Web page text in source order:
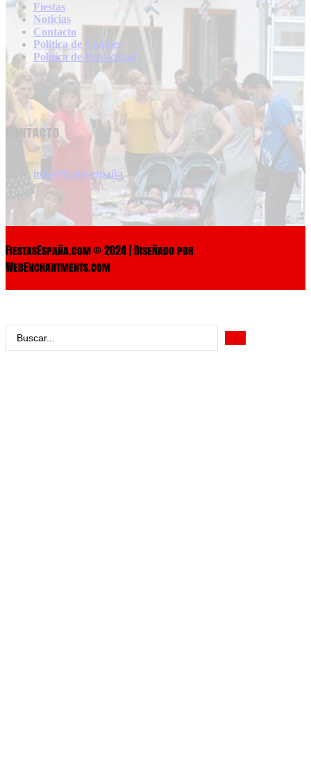
Fiestas
Noticias
Contacto
Politica de Cookies
Politica de Privacidad
Contacto
info@fiestasespaña
FiestasEspaña.com © 2024 | Diseñado por
WebEnchantments.com